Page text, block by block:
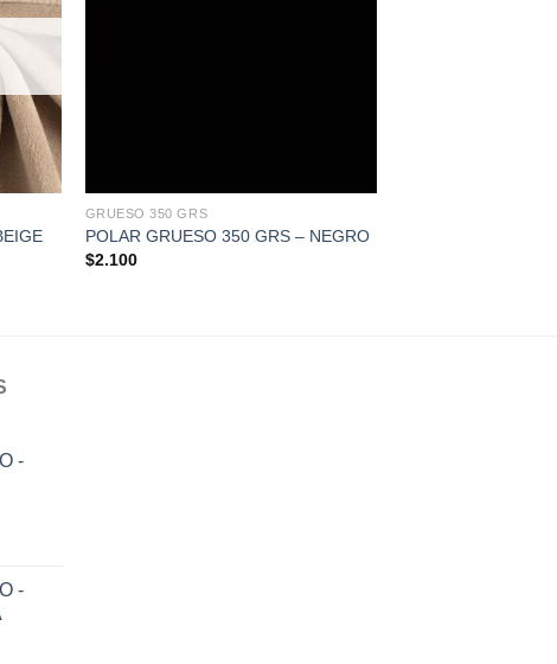
GRUESO 350 GRS
POLAR GRUESO 350 GRS – NEGRO
$2.100
-
-